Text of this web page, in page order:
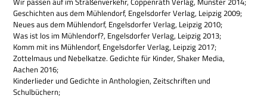
Geschich­ten aus dem Müh­len­dorf, Engels­dor­fer Ver­lag, Leip­zig 2009;
Neues aus dem Müh­len­dorf, Engels­dor­fer Ver­lag, Leip­zig 2010;
Was ist los im Müh­len­dorf?, Engels­dor­fer Ver­lag, Leip­zig 2013;
Komm mit ins Müh­len­dorf, Engels­dor­fer Ver­lag, Leip­zig 2017;
Zot­tel­maus und Nebel­katze. Gedichte für Kin­der, Shaker Media,
Aachen 2016;
Kin­der­lie­der und Gedichte in Antho­lo­gien, Zeit­schrif­ten und
Schulbüchern;